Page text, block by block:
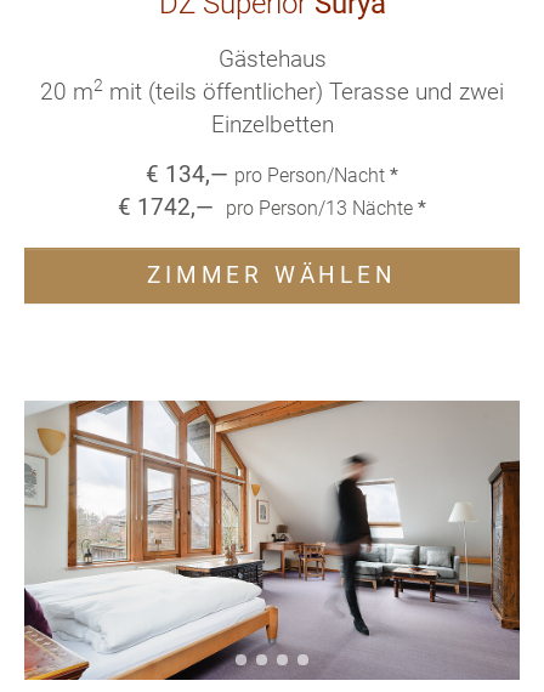
Gästehaus
20 m2 mit (teils öffentlicher) Terasse und zwei
Einzelbetten
€ 134,— pro Person/Nacht *
€ 1742,— pro Person/13 Nächte *
ZIMMER WÄHLEN